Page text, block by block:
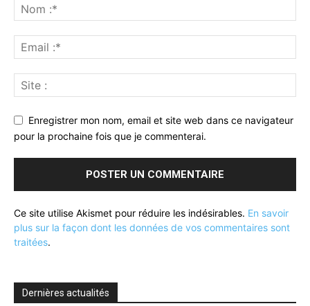
Enregistrer mon nom, email et site web dans ce navigateur
pour la prochaine fois que je commenterai.
Ce site utilise Akismet pour réduire les indésirables. En savoir
plus sur la façon dont les données de vos commentaires sont
traitées.
Dernières actualités